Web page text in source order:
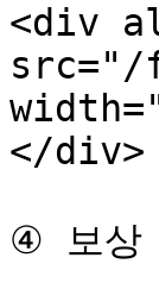
<div
src="/
</div>
④ 보상